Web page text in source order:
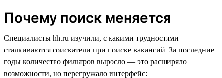
Почему поиск меняется
Специалисты hh.ru изучили, с какими трудностями
сталкиваются соискатели при поиске вакансий. За последние
годы количество фильтров выросло — это расширяло
возможности, но перегружало интерфейс: